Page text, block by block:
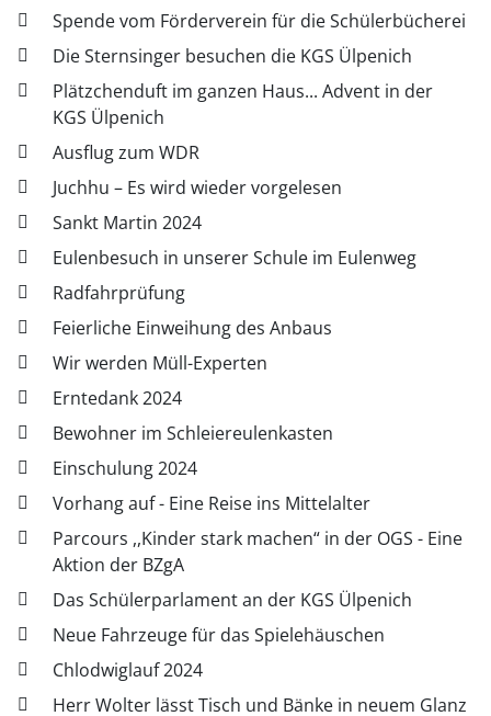
Spende vom Förderverein für die Schülerbücherei
Die Sternsinger besuchen die KGS Ülpenich
Plätzchenduft im ganzen Haus... Advent in der
KGS Ülpenich
Ausflug zum WDR
Juchhu – Es wird wieder vorgelesen
Sankt Martin 2024
Eulenbesuch in unserer Schule im Eulenweg
Radfahrprüfung
Feierliche Einweihung des Anbaus
Wir werden Müll-Experten
Erntedank 2024
Bewohner im Schleiereulenkasten
Einschulung 2024
Vorhang auf - Eine Reise ins Mittelalter
Parcours ,,Kinder stark machen“ in der OGS - Eine
Aktion der BZgA
Das Schülerparlament an der KGS Ülpenich
Neue Fahrzeuge für das Spielehäuschen
Chlodwiglauf 2024
Herr Wolter lässt Tisch und Bänke in neuem Glanz